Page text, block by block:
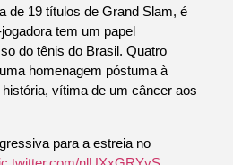
de 19 títulos de Grand Slam, é
tem um papel
do tênis do Brasil. Quatro
homenagem póstuma à
vítima de um câncer aos
para a estreia no